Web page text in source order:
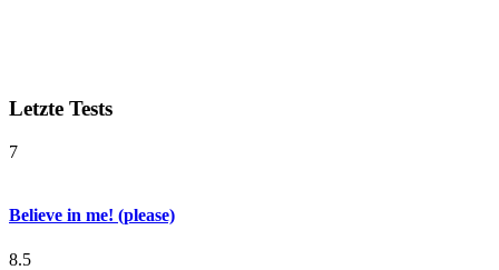
Letzte Tests
7
Believe in me! (please)
8.5